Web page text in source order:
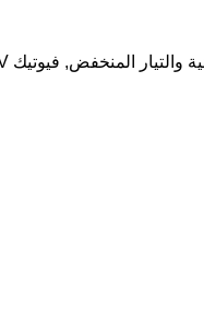
والتيار المنخفض, فيوتيك CCTV